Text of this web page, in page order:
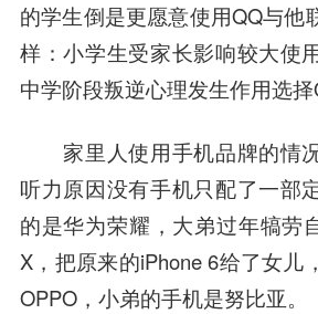
的学生倒是更愿意使用QQ与他
样：小学生受家长影响较大使
中学阶段叛逆心理发生作用选择
家里人使用手机品牌的情
听力原因没有手机只配了一部
的是华为荣耀，大弟过年犒劳
X，把原来的iPhone 6给了女儿
OPPO，小弟的手机是努比亚。